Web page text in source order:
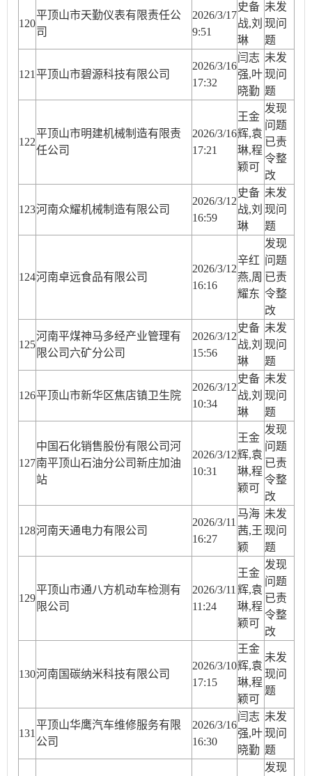
1 20
平顶山市天勤仪表有限责任公
司
2026/3/17
9:51
史备
战,刘
琳
未发
现问
题
121 平顶山市碧源科技有限公司
2026/3/16
17:32
闫志
强,叶
晓勤
未发
现问
题
122
平顶山市明建机械制造有限责
任公司
2026/3/16
17:21
王金
辉,袁
琳,程
颖可
发现
问题
已责
令整
改
123河南众耀机械制造有限公司
2026/3/12
16:59
史备
战,刘
琳
未发
现问
题
124河南卓远食品有限公司
2026/3/12
16:16
辛红
燕,周
耀东
发现
问题
已责
令整
改
125
河南平煤神马多经产业管理有
限公司六矿分公司
2026/3/12
15:56
史备
战,刘
琳
未发
现问
题
126平顶山市新华区焦店镇卫生院
2026/3/12
10:34
史备
战,刘
琳
未发
现问
题
127
中国石化销售股份有限公司河
南平顶山石油分公司新庄加油
站
2026/3/12
10:31
王金
辉,袁
琳,程
颖可
发现
问题
已责
令整
改
128河南天通电力有限公司
2026/3/11
16:27
马海
茜,王
颖
未发
现问
题
129
平顶山市通八方机动车检测有
限公司
2026/3/11
11:24
王金
辉,袁
琳,程
颖可
发现
问题
已责
令整
改
130河南国碳纳米科技有限公司
2026/3/10
17:15
王金
辉,袁
琳,程
颖可
未发
现问
题
131
平顶山华鹰汽车维修服务有限
公司
2026/3/16
16:30
闫志
强,叶
晓勤
未发
现问
题
发现